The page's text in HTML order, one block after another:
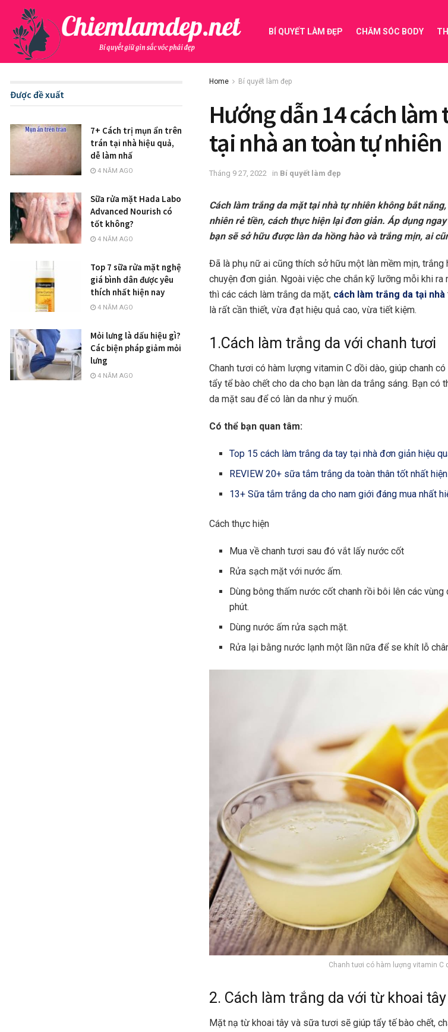
BÍ QUYẾT LÀM ĐẸP CHĂM SÓC BODY
Home Bí quyết làm đẹp
Hướng dẫn 14 cách
tại nhà an toàn tự nhiên
Tháng 9 27, 2022 in Bí quyết làm đẹp
Cách làm trắng da mặt tại nhà tự nhiên không bắt
nhiên rẻ tiền, cách thực hiện lại đơn giản. Áp dụng
bạn sẽ sở hữu được làn da hồng hào và trắng mịn, ai
Đã là phụ nữ ai cũng thích sở hữu một làn mềm mịn,
chuyện đơn giản. Ngoài việc che chắn kỹ lưỡng mỗi khi ra
thì các cách làm trắng da mặt, cách làm trắng da tại nhà
là rất cần thiết, vừa đạt hiệu quả cao, vừa tiết kiệm.
1.Cách làm trắng da với chanh tươi
Chanh tươi có hàm lượng vitamin C dồi dào, giúp chanh
tẩy tể bào chết cho da cho bạn làn da trắng sáng. Bạn có
da mặt sau để có làn da như ý muốn.
Có thể bạn quan tâm:
Top 15 cách làm trắng da tay tại nhà đơn giản hiệu
REVIEW 20+ sữa tắm trắng da toàn thân tốt nhất
13+ Sữa tắm trắng da cho nam giới đáng mua nhất
Cách thực hiện
Mua về chanh tươi sau đó vắt lấy nước cốt
Rửa sạch mặt với nước ấm.
Dùng bông thấm nước cốt chanh rồi bôi lên các
phút.
Dùng nước ấm rửa sạch mặt.
Rửa lại bằng nước lạnh một lần nữa để se khít lỗ
Chanh tươi có hàm lượng vitamin C
2. Cách làm trắng da với từ khoai
Mặt nạ từ khoai tây và sữa tươi sẽ giúp tẩy tế bào chết,
Được đề xuất
7+ Cách trị mụn ẩn trên
trán tại nhà hiệu quả,
dễ làm nhấ
4 NĂM AGO
Sữa rửa mặt Hada Labo
Advanced Nourish có
tốt không?
4 NĂM AGO
Top 7 sữa rửa mặt nghệ
giá bình dân được yêu
thích nhất hiện nay
4 NĂM AGO
Mỏi lưng là dấu hiệu gì?
Các biện pháp giảm mỏi
lưng
4 NĂM AGO